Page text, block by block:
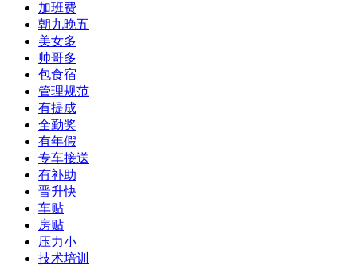
加班费
朝九晚五
美女多
帅哥多
包食宿
管理规范
有提成
全勤奖
有年假
专车接送
有补助
晋升快
车贴
房贴
压力小
技术培训